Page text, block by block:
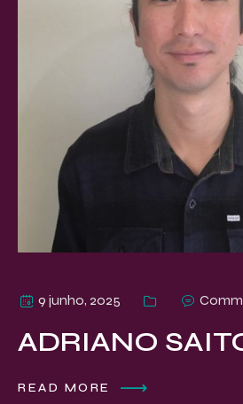
9 junho, 2025
ADRIANO
READ MORE